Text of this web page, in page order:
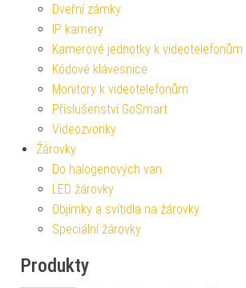
Dveřní zámky
IP kamery
Kamerové jednotky k videotelefonům
Kódové klávesnice
Monitory k videotelefonům
Příslušenství GoSmart
Videozvonky
Žárovky
Do halogenových van
LED žárovky
Objímky a svítidla na žárovky
Speciální žárovky
Produkty